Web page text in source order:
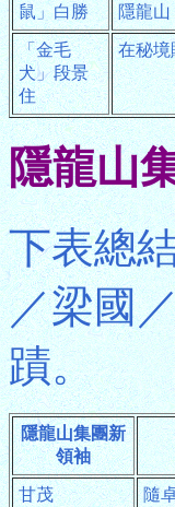
鼠」白勝
隱龍
「金毛
犬」段景
住
在秘境
隱龍山
下表總
／梁國
蹟。
隱龍山集團新
領袖
甘茂
隨